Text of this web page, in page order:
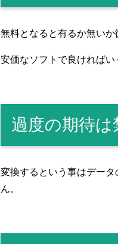
無料となると有るか無いか
安価なソフトで良ければい
過度の期待は
変換するという事はデー
ん。